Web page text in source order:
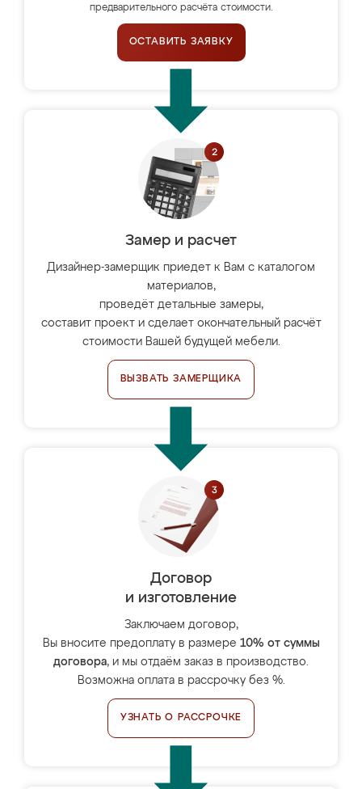
предварительного расчёта стоимости.
ОСТАВИТЬ ЗАЯВКУ
Замер и расчет
Дизайнер-замерщик приедет к Вам с каталогом
материалов,
проведёт детальные замеры,
составит проект и сделает окончательный расчёт
стоимости Вашей будущей мебели.
ВЫЗВАТЬ ЗАМЕРЩИКА
Договор
и изготовление
Заключаем договор,
Вы вносите предоплату в размере 10% от суммы
договора, и мы отдаём заказ в производство.
Возможна оплата в рассрочку без %.
УЗНАТЬ О РАССРОЧКЕ